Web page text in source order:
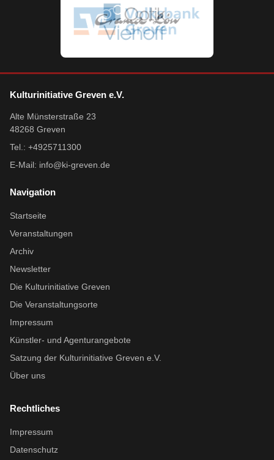
Kulturinitiative Greven e.V.
Alte Münsterstraße 23
48268 Greven
Tel.: +4925711300
E-Mail: info@ki-greven.de
Navigation
Startseite
Veranstaltungen
Archiv
Newsletter
Die Kulturinitiative Greven
Die Veranstaltungsorte
Impressum
Künstler- und Agenturangebote
Satzung der Kulturinitiative Greven e.V.
Über uns
Rechtliches
Impressum
Datenschutz